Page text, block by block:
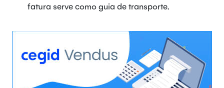
fatura serve como guia de transporte.